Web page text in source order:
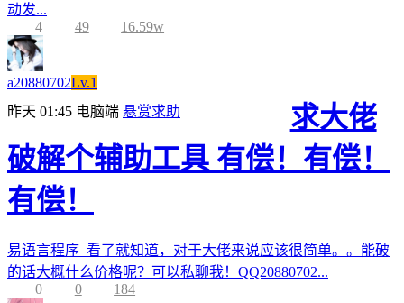
动发...
4
49 16.59w
a20880702Lv.1
昨天 01:45 电脑端 悬赏求助
求大佬
破解个辅助工具 有偿！有偿！
有偿！
易语言程序 看了就知道，对于大佬来说应该很简单。。能破
的话大概什么价格呢？可以私聊我！QQ20880702...
0
0 184